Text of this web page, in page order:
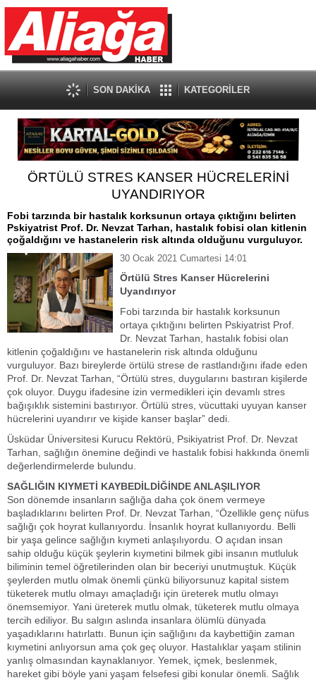
SON DAKİKA KATEGORİLER
ÖRTÜLÜ STRES KANSER HÜCRELERİNİ
UYANDIRIYOR
Fobi tarzında bir hastalık korksunun ortaya çıktığını belirten
Pskiyatrist Prof. Dr. Nevzat Tarhan, hastalık fobisi olan kitlenin
çoğaldığını ve hastanelerin risk altında olduğunu vurguluyor.
30 Ocak 2021 Cumartesi 14:01
Örtülü Stres Kanser Hücrelerini
Uyandırıyor
Fobi tarzında bir hastalık korksunun
ortaya çıktığını belirten Pskiyatrist Prof.
Dr. Nevzat Tarhan, hastalık fobisi olan
kitlenin çoğaldığını ve hastanelerin risk altında olduğunu
vurguluyor. Bazı bireylerde örtülü strese de rastlandığını ifade eden
Prof. Dr. Nevzat Tarhan, “Örtülü stres, duygularını bastıran kişilerde
çok oluyor. Duygu ifadesine izin vermedikleri için devamlı stres
bağışıklık sistemini bastırıyor. Örtülü stres, vücuttaki uyuyan kanser
hücrelerini uyandırır ve kişide kanser başlar” dedi.
Üsküdar Üniversitesi Kurucu Rektörü, Psikiyatrist Prof. Dr. Nevzat
Tarhan, sağlığın önemine değindi ve hastalık fobisi hakkında önemli
değerlendirmelerde bulundu.
SAĞLIĞIN KIYMETİ KAYBEDİLDİĞİNDE ANLAŞILIYOR
Son dönemde insanların sağlığa daha çok önem vermeye
başladıklarını belirten Prof. Dr. Nevzat Tarhan, “Özellikle genç nüfus
sağlığı çok hoyrat kullanıyordu. İnsanlık hoyrat kullanıyordu. Belli
bir yaşa gelince sağlığın kıymeti anlaşılıyordu. O açıdan insan
sahip olduğu küçük şeylerin kıymetini bilmek gibi insanın mutluluk
biliminin temel öğretilerinden olan bir beceriyi unutmuştuk. Küçük
şeylerden mutlu olmak önemli çünkü biliyorsunuz kapital sistem
tüketerek mutlu olmayı amaçladığı için üreterek mutlu olmayı
önemsemiyor. Yani üreterek mutlu olmak, tüketerek mutlu olmaya
tercih ediliyor. Bu salgın aslında insanlara ölümlü dünyada
yaşadıklarını hatırlattı. Bunun için sağlığını da kaybettiğin zaman
kıymetini anlıyorsun ama çok geç oluyor. Hastalıklar yaşam stilinin
yanlış olmasından kaynaklanıyor. Yemek, içmek, beslenmek,
hareket gibi böyle yani yaşam felsefesi gibi konular önemli. Sağlık